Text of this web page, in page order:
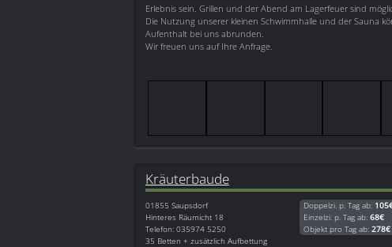
Erlebnis sein. Grillen und der Abend am Lagerfeuer sind
Die Nutzung unserer kleinen Schwimmhalle und der Sauna
Aufenthalt bei uns abrunden.
Wir freuen uns auf Ihre Anfrage.
Kräuterbaude
01855 Saupsdorf
Hinteres Räumicht 18
Telefon: 035974 5250
35 Betten + zusätzlich Aufbettung
Doppelzi. p. Tag ab:
Einzelzi. p. Tag ab: 68€
Objekt pro Tag ab: 278€